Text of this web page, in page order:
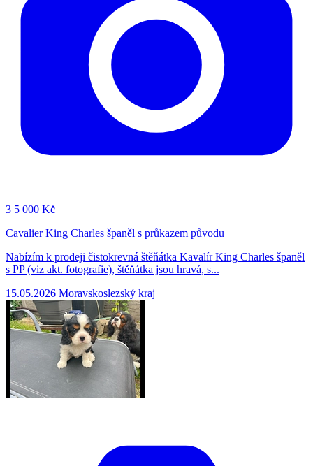
3 5 000 Kč
Cavalier King Charles španěl s průkazem původu
Nabízím k prodeji čistokrevná štěňátka Kavalír King Charles španěl
s PP (viz akt. fotografie), štěňátka jsou hravá, s...
15.05.2026 Moravskoslezský kraj